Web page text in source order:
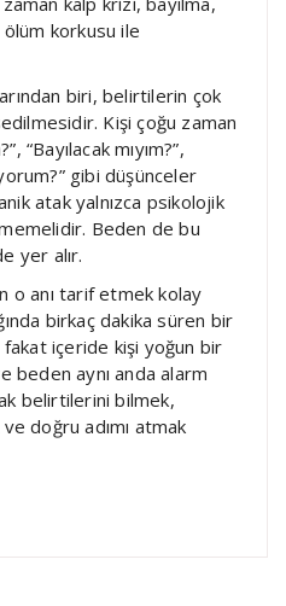
korkusu ile
biri, belirtilerin çok
Kişi çoğu zaman
“Bayılacak mıyım?”,
gibi düşünceler
atak yalnızca psikolojik
Beden de bu
yer alır.
o anı tarif etmek kolay
birkaç dakika süren bir
içeride kişi yoğun bir
beden aynı anda alarm
belirtilerini bilmek,
doğru adımı atmak